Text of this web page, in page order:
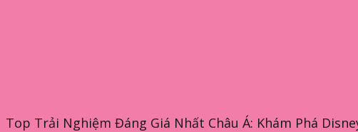
Top Trải Nghiệm Đáng Giá Nhất Châu Á: Khám Phá